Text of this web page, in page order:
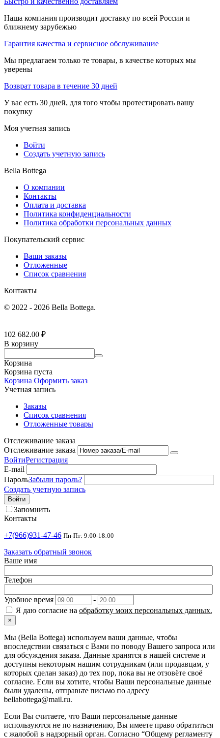
Наша компания производит доставку по всей России и
ближнему зарубежью
Гарантия качества и сервисное обслуживание
Мы предлагаем только те товары, в качестве которых мы
уверены
Возврат товара в течение 30 дней
У вас есть 30 дней, для того чтобы протестировать вашу
покупку
Моя учетная запись
Войти
Создать учетную запись
Bella Bottega
О компании
Контакты
Оплата и доставка
Политика конфиденциальности
Политика обработки персональных данных
Покупательский сервис
Ваши заказы
Отложенные
Список сравнения
Контакты
© 2022 - 2026 Bella Bottega.
102 682.00 ₽
В корзину
Корзина
Корзина пуста
Корзина Оформить заказ
Учетная запись
Заказы
Список сравнения
Отложенные товары
Отслеживание заказа
Отслеживание заказа
ВойтиРегистрация
E-mail
ПарольЗабыли пароль?
Создать учетную запись
Войти
Запомнить
Контакты
+7(966)931-47-46 Пн-Пт: 9:00-18:00
Заказать обратный звонок
Ваше имя
Телефон
Удобное время
-
Я даю согласие на обработку моих персональных данных.
×
Мы (Bella Bottega) используем ваши данные, чтобы
впоследствии связаться с Вами по поводу Вашего запроса или
для обсуждения заказа. Данные хранятся в нашей системе и
доступны некоторым нашим сотрудникам (или продавцам, у
которых сделан заказ) до тех пор, пока вы не отзовёте своё
согласие. Если вы хотите, чтобы Ваши персональные данные
были удалены, отправьте письмо по адресу
bellabottega@mail.ru.
Если Вы считаете, что Ваши персональные данные
используются не по назначению, Вы имеете право обратиться
с жалобой в надзорный орган. Согласно “Общему регламенту